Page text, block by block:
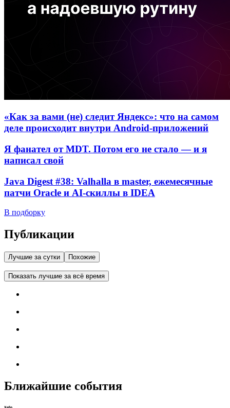
«Как за вами (не) следит Яндекс»: что на самом
деле происходит внутри Android-приложений
Я фанател от MDT. Потом его не стало — и я
написал свой
Java Digest #38: Valhalla в master, ежемесячные
патчи Oracle и AI-скиллы в IDEA
В подборку
Публикации
Лучшие за сутки Похожие
Показать лучшие за всё время
Ближайшие события